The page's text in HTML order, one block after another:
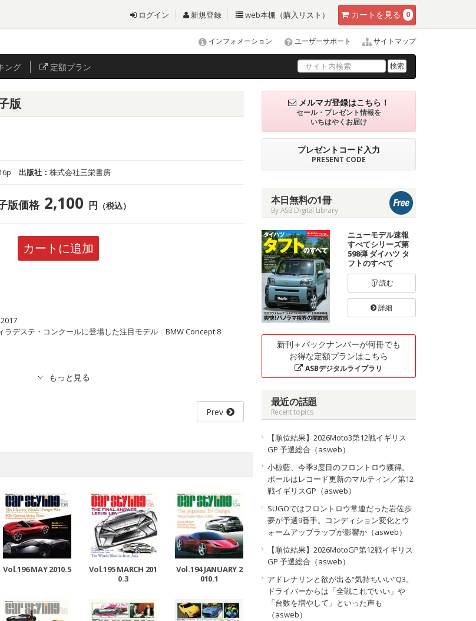
カート を見る 0
ログイン 新規登録 web本棚（購入リスト）
インフォメーション ユーザーサポート サイトマップ
ング 定額プラン 検索
版
出版社：株式会社三栄書房
版価格 2,100 円 （税込）
カートに追加
ラデステ・コンクールに登場した注目モデル BMW Concept 8
Prev
Vol.196 MAY 2010.5
Vol.195 MARCH 201
0.3
Vol.194 JANUARY 2
010.1
メルマガ登録はこちら！
セール・プレゼント情報を
いちはやくお届け
プレゼントコード入力
PRESENT CODE
本日無料の1冊
By ASB Digital Library
ニューモデル速報
すべてシリーズ第
598弾 ダイハツ タ
フトのすべて
読む
詳細
新刊＋バックナンバーが何冊でも
お得な定額プランはこちら
ASBデジタルライブラリ
最近の話題
Recent topics
【順位結果】2026Moto3第12戦イギリス
GP 予選総合（asweb）
小椋藍、今季3度目のフロントロウ獲得。
ポールはレコード更新のマルティン／第12
戦イギリスGP（asweb）
SUGOではフロントロウ常連だった岩佐歩
夢が予選9番手。コンディション変化とウ
ォームアップラップが影響か（asweb）
【順位結果】2026MotoGP第12戦イギリス
GP 予選総合（asweb）
アドレナリンと欲が出る“気持ちいい”Q3。
ドライバーからは「全戦これでいい」や
「台数を増やして」といった声も
（asweb）